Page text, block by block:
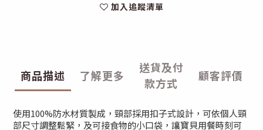
加入追蹤清單
商品描述 了解更多
送貨及付
款方式
顧客評價
使用100%防水材質製成，頸部採用扣子式設計，可依個人頸
部尺寸調整鬆緊，及可接食物的小口袋，​讓寶貝用餐時刻可